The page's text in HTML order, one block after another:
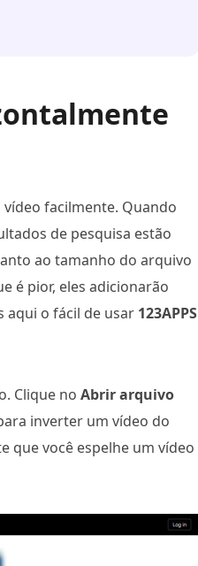
facilmente. Quando
de pesquisa estão
ao tamanho do arquivo
é pior, eles adicionarão
aqui o fácil de usar 123APPS
Clique no Abrir arquivo
inverter um vídeo do
que você espelhe um vídeo